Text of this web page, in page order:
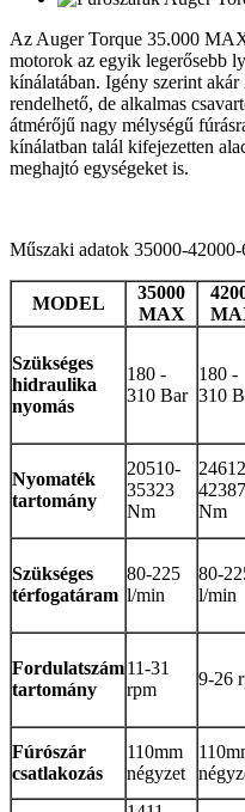
Az Auger Torque 35.000
motorok az egyik legerősebb
kínálatában. Igény szerint
rendelhető, de alkalmas
átmérőjű nagy mélységű
kínálatban talál kifejezetten
meghajtó egységeket is.
Műszaki adatok 35000-
MODEL
35000
MAX
Szükséges
hidraulika
nyomás
180 -
310 Bar
180 -
310
Nyomaték
tartomány
20510-
35323
Nm
42387
Nm
Szükséges
térfogatáram
80-225
l/min
80-
l/min
Fordulatszám
tartomány
11-31
rpm
9-26
Fúrószár
csatlakozás
110mm
négyzet